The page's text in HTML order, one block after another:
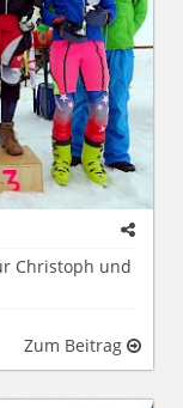
Christoph und
Zum Beitrag